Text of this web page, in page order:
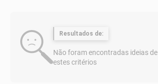
Resultados de:
Não foram encontradas ideias
estes critérios